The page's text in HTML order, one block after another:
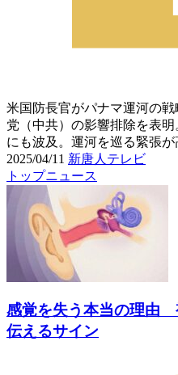
米国防長官がパナマ運河の
党（中共）の影響排除を表
にも波及。運河を巡る緊張が
2025/04/11 新唐人テレビ
トップニュース
感覚を失う本当の理由
伝えるサイン